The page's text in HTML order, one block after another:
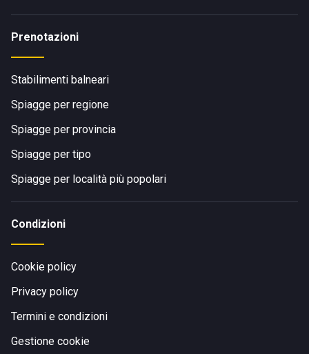
Prenotazioni
Stabilimenti balneari
Spiagge per regione
Spiagge per provincia
Spiagge per tipo
Spiagge per località più popolari
Condizioni
Cookie policy
Privacy policy
Termini e condizioni
Gestione cookie